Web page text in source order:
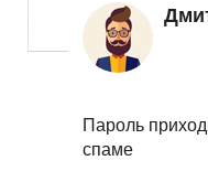
Пароль
спаме